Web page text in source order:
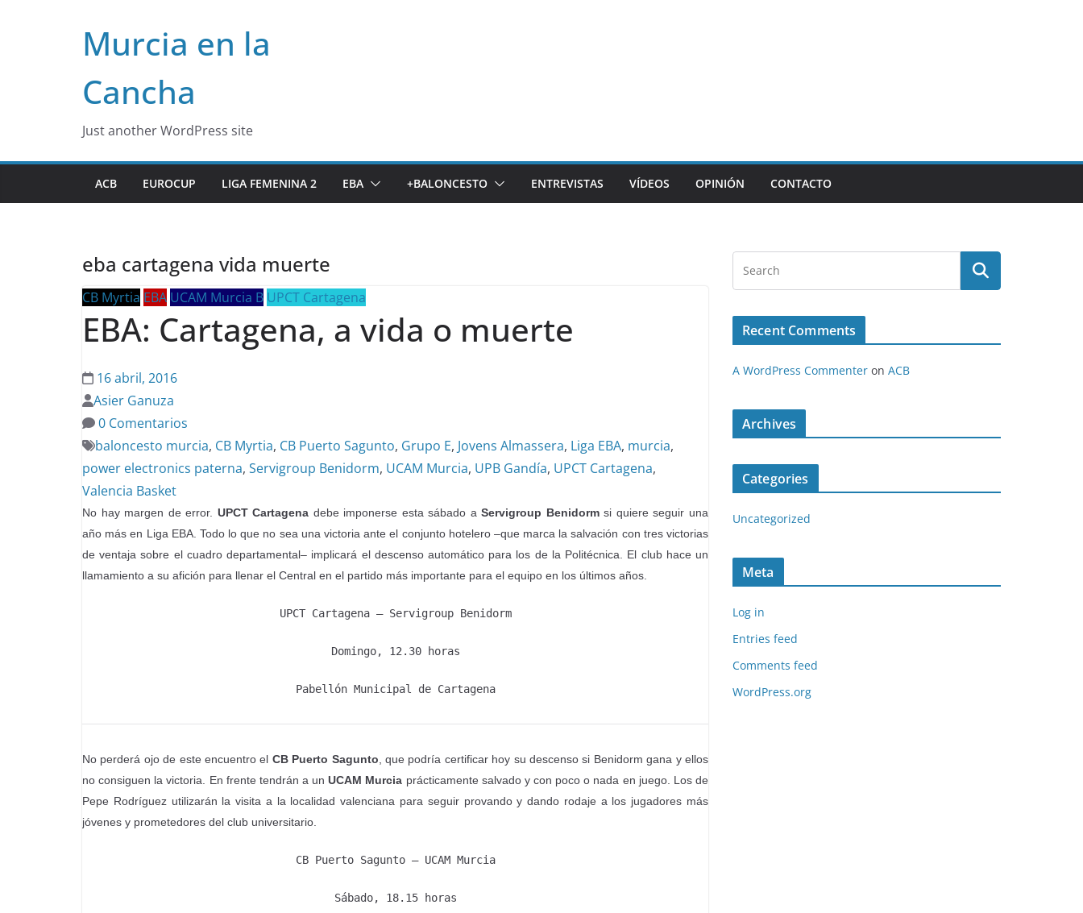
Murcia en la
Cancha
Just another WordPress site
ACB EUROCUP LIGA FEMENINA 2 EBA +BALONCESTO ENTREVISTAS VÍDEOS OPINIÓN CONTACTO
eba cartagena vida muerte
CB Myrtia EBA UCAM Murcia B UPCT Cartagena
EBA: Cartagena, a vida o muerte
16 abril, 2016
Asier Ganuza
0 Comentarios
baloncesto murcia, CB Myrtia, CB Puerto Sagunto, Grupo E, Jovens Almassera, Liga EBA, murcia,
power electronics paterna, Servigroup Benidorm, UCAM Murcia, UPB Gandía, UPCT Cartagena,
Valencia Basket
No hay margen de error. UPCT Cartagena debe imponerse esta sábado aServigroup Benidormsi quiere seguir una
año más en Liga EBA. Todo lo que no sea una victoria ante el conjunto hotelero –que marca la salvación con tres victorias
de ventaja sobre el cuadro departamental– implicará el descenso automático para los de la Politécnica. El club hace un
llamamiento a su afición para llenar el Central en el partido más importante para el equipo en los últimos años.
UPCT Cartagena – Servigroup Benidorm
Domingo, 12.30 horas
Pabellón Municipal de Cartagena
No perderá ojo de este encuentro el CB Puerto Sagunto , que podría certificar hoy su descenso si Benidorm gana y ellos
no consiguen la victoria. En frente tendrán a unUCAM Murcia prácticamente salvado y con poco o nada en juego. Los de
Pepe Rodríguez utilizarán la visita a la localidad valenciana para seguir provando y dando rodaje a los jugadores más
jóvenes y prometedores del club universitario.
CB Puerto Sagunto – UCAM Murcia
Sábado, 18.15 horas
Recent Comments
A WordPress Commenter on ACB
Archives
Categories
Uncategorized
Meta
Log in
Entries feed
Comments feed
WordPress.org